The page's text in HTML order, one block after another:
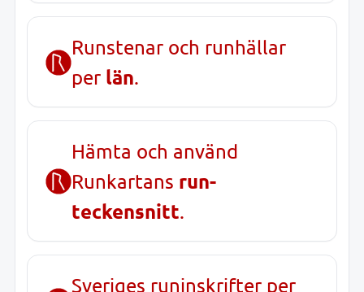
Runstenar och runhällar
per län.
Hämta och använd
Runkartans run-
teckensnitt.
Sveriges runinskrifter per